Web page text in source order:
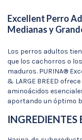
Excellent Perro
Medianas y
Los perros adultos
que los cachorros o
maduros. PURINA®
& LARGE BREED
aminoácidos
aportando un óptimo
INGREDIENTES